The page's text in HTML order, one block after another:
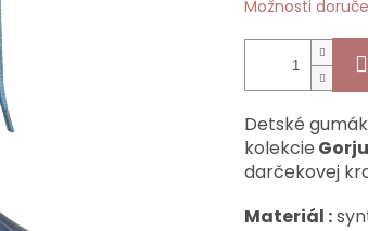
Možnosti
Detské
kolekcie
darčekovej
Materiál :